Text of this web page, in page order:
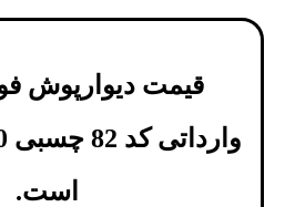
قیمت دیوارپوش
وارداتی کد 82 چسبی
است.